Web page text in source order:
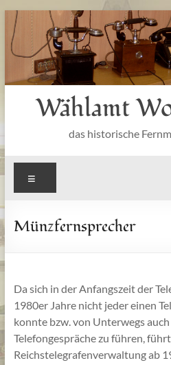
Zum
Inhalt
springen
Wählamt
das historische
Münzfernsprecher
Da sich in der Anfangszeit der
1980er Jahre nicht jeder einen
konnte bzw. von Unterwegs
Telefongespräche zu führen,
Reichstelegrafenverwaltung ab